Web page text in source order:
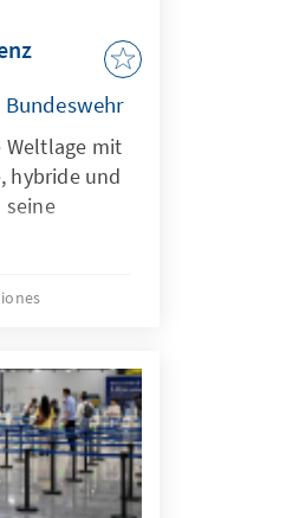
Weltlage mit
hybride und
seine
eine
die
adressiert
zu